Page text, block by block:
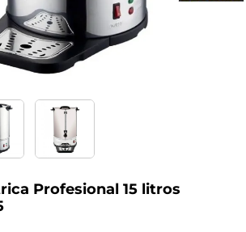
Profesional 15 litros